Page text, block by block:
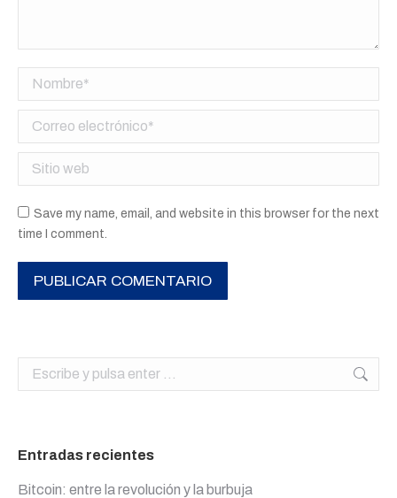
Nombre *
Correo electrónico *
Sitio web
Save my name, email, and website in this browser for the next
time I comment.
PUBLICAR COMENTARIO
Buscar:
Entradas recientes
Bitcoin: entre la revolución y la burbuja